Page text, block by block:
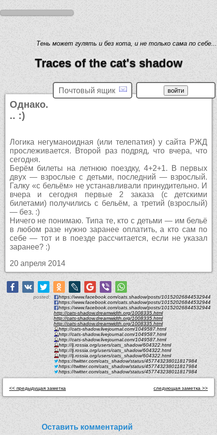
Тень может гулять и без кота, и не только сама по себе...
Traces of the cat's shadow
Почтовый ящик
Однако.
.. :)
Логика негуманоидная (или телепатия) у сайта РЖД
прослеживается. Второй раз подряд, что вчера, что
сегодня.
Берём билеты на летнюю поездку, 4+2+1. В первых
двух — взрослые с детьми, последний — взрослый.
Галку «с бельём» не устанавливали принудительно. И
вчера и сегодня первые 2 заказа (с детскими
билетами) получились с бельём, а третий (взрослый)
— без. :)
Ничего не понимаю. Типа те, кто с детьми — им бельё
в любом разе нужно заранее оплатить, а кто сам по
себе — тот и в поезде рассчитается, если не указал
заранее? :)
20 апреля 2014
posted:
https://www.facebook.com/cats.shadow/posts/10152026844532944
https://www.facebook.com/cats.shadow/posts/10152026844532944
https://www.facebook.com/cats.shadow/posts/10152026844532944
http://cats-shadow.dreamwidth.org/1008335.html
http://cats-shadow.dreamwidth.org/1008335.html
http://cats-shadow.dreamwidth.org/1008335.html
http://cats-shadow.livejournal.com/1049587.html
http://cats-shadow.livejournal.com/1049587.html
http://cats-shadow.livejournal.com/1049587.html
http://lj.rossia.org/users/cats_shadow/604322.html
http://lj.rossia.org/users/cats_shadow/604322.html
http://lj.rossia.org/users/cats_shadow/604322.html
https://twitter.com/cats_shadow/status/457743238011817984
https://twitter.com/cats_shadow/status/457743238011817984
https://twitter.com/cats_shadow/status/457743238011817984
<< предыдущая заметка следующая заметка >>
Оставить комментарий